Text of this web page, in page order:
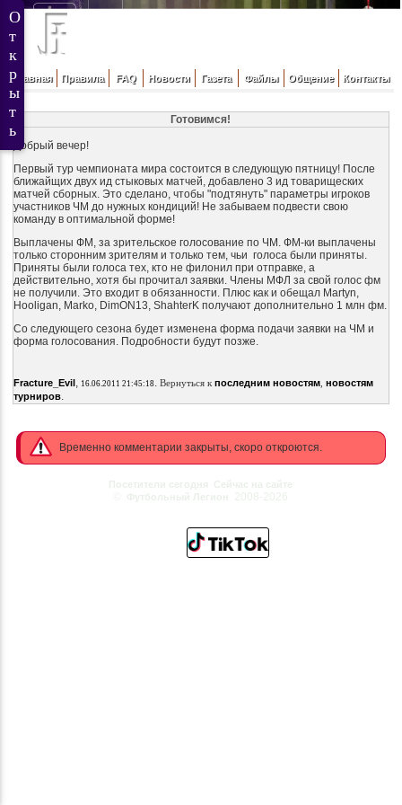
Главная Правила FAQ Новости Газета Файлы Общение Контакты
Готовимся!
Добрый вечер!
Первый тур чемпионата мира состоится в следующую пятницу! После
ближайщих двух ид стыковых матчей, добавлено 3 ид товарищеских
матчей сборных. Это сделано, чтобы "подтянуть" параметры игроков
участников ЧМ до нужных кондиций! Не забываем подвести свою
команду в оптимальной форме!
Выплачены ФМ, за зрительское голосование по ЧМ. ФМ-ки выплачены
только сторонним зрителям и только тем, чьи голоса были приняты.
Приняты были голоса тех, кто не филонил при отправке, а
действительно, хотя бы прочитал заявки. Члены МФЛ за свой голос фм
не получили. Это входит в обязанности. Плюс как и обещал Martyn,
Hooligan, Marko, DimON13, ShahterK получают дополнительно 1 млн фм.
Со следующего сезона будет изменена форма подачи заявки на ЧМ и
форма голосования. Подробности будут позже.
Fracture_Evil, 16.06.2011 21:45:18 . Вернуться к последним новостям, новостям
турниров.
Временно комментарии закрыты, скоро откроются.